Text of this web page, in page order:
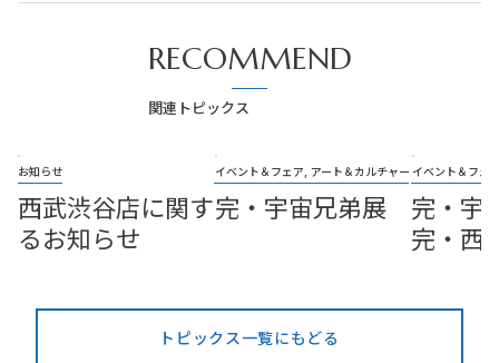
RECOMMEND
関連トピックス
西武渋谷店に関す
るお知らせ
お知らせ
完・宇宙兄弟展
イベント＆フェア, アート＆カルチャー
完・宇
完・西
イベント＆フェ
トピックス一覧にもどる